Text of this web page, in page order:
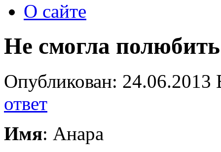
О сайте
Не смогла полюбить
Опубликован:
ответ
Имя: Анара